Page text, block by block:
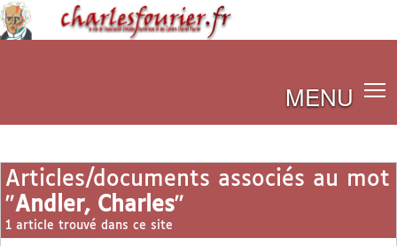
MENU
Articles/documents associés au mot
"Andler, Charles"
1 article trouvé dans ce site